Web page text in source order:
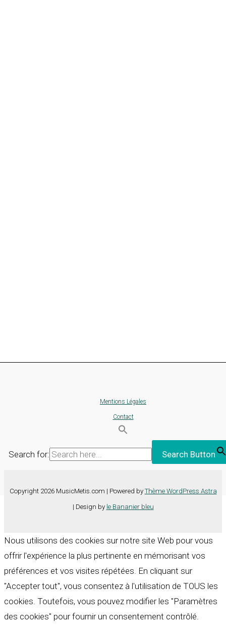
Mentions Légales
Contact
Search for: Search Button
Copyright 2026 MusicMetis.com | Powered by Thème WordPress Astra
| Design by le Bananier bleu
Nous utilisons des cookies sur notre site Web pour vous
offrir l'expérience la plus pertinente en mémorisant vos
préférences et vos visites répétées. En cliquant sur
"Accepter tout", vous consentez à l'utilisation de TOUS les
cookies. Toutefois, vous pouvez modifier les "Paramètres
des cookies" pour fournir un consentement contrôlé.